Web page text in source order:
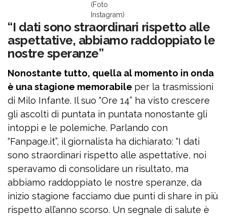
(Foto
Instagram)
“I dati sono straordinari rispetto alle
aspettative, abbiamo raddoppiato le
nostre speranze”
Nonostante tutto, quella al momento in onda
è una stagione memorabile per la trasmissioni
di Milo Infante. Il suo “Ore 14” ha visto crescere
gli ascolti di puntata in puntata nonostante gli
intoppi e le polemiche. Parlando con
“Fanpage.it”, il giornalista ha dichiarato: “I dati
sono straordinari rispetto alle aspettative, noi
speravamo di consolidare un risultato, ma
abbiamo raddoppiato le nostre speranze, da
inizio stagione facciamo due punti di share in più
rispetto all’anno scorso. Un segnale di salute è